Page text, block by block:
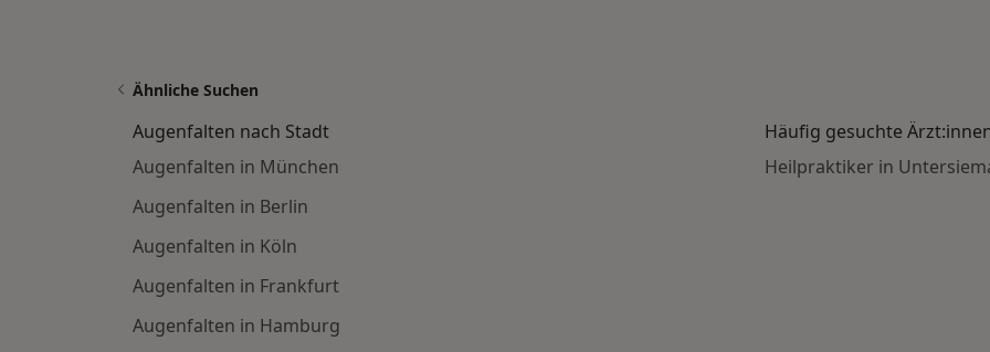
Ähnliche Suchen
Augenfalten nach Stadt
Augenfalten in München
Augenfalten in Berlin
Augenfalten in Köln
Augenfalten in Frankfurt
Augenfalten in Hamburg
Häufig gesuchte
Heilpraktiker in